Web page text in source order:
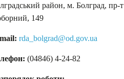
район, м. Болград, пр-т
149
rda_bolgrad@od.gov.ua
(04846) 4-24-82